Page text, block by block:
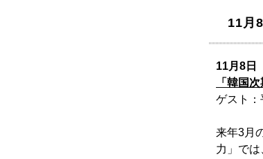
11月
11月8日
「韓国
ゲスト：
来年3月
力」で